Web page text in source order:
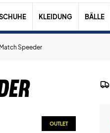
KLEIDUNG BÄLLE
Speeder
OUTLET